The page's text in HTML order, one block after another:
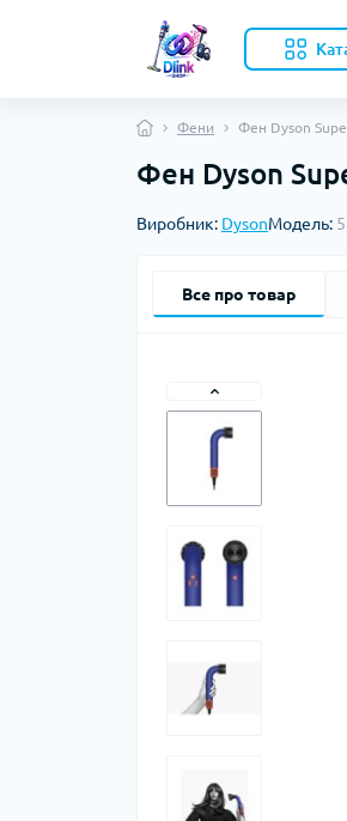
Фени Фен Dyson
Фен Dyson
Виробник: DysonМодель:
Все про товар